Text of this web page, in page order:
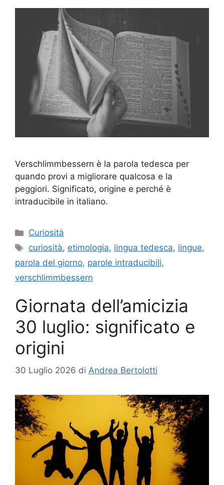
Verschlimmbessern è la parola tedesca per
quando provi a migliorare qualcosa e la
peggiori. Significato, origine e perché è
intraducibile in italiano.
Categorie
Curiosità
Tag
curiosità, etimologia, lingua tedesca, lingue,
parola del giorno, parole intraducibili,
verschlimmbessern
Giornata dell’amicizia
30 luglio: significato e
origini
30 Luglio 2026 di Andrea Bertolotti